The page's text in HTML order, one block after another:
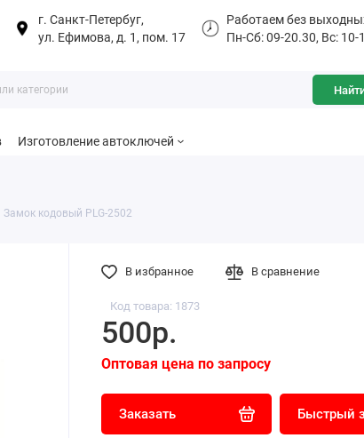
г. Санкт-Петербуг,
ул. Ефимова, д. 1, пом. 17
Работаем без
Пн-Сб: 09-20.30, Вс: 10-
Изготовление автоключей
Замок кодовый PLG-2502
Код товара: 1873
500р.
Оптовая цена по запросу
Заказать Быстрый
В избранное В сравнение